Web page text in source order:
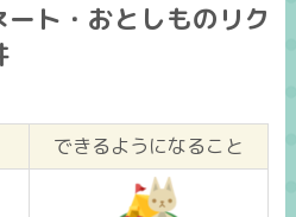
ト・おとしものリク
できるようになること